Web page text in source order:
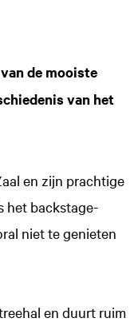
de mooiste
van het
en zijn prachtige
het backstage-
niet te genieten
en duurt ruim